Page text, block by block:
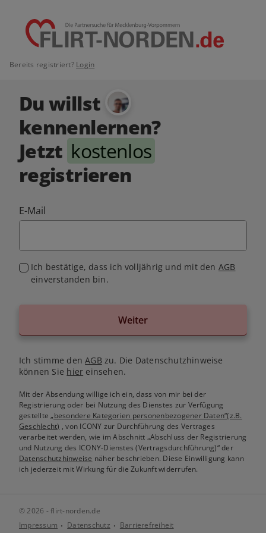
Bereits registriert? Login
Du willst
kennenlernen?
Jetzt kostenlos
registrieren
E-Mail
Ich bestätige, dass ich volljährig und mit den AGB
einverstanden bin.
Weiter
Ich stimme denAGB zu. Die Datenschutzhinweise
können Sie hier einsehen.
Mit der Absendung willige ich ein, dass von mir bei der
Registrierung oder bei Nutzung des Dienstes zur Verfügung
gestellte„besondere Kategorien personenbezogener Daten“(z.B.
Geschlecht) , von ICONY zur Durchführung des Vertrages
verarbeitet werden, wie im Abschnitt „Abschluss der Registrierung
und Nutzung des ICONY-Dienstes (Vertragsdurchführung)“ der
Datenschutzhinweise näher beschrieben. Diese Einwilligung kann
ich jederzeit mit Wirkung für die Zukunft widerrufen.
© 2026 - flirt-norden.de
Impressum
Datenschutz Barrierefreiheit